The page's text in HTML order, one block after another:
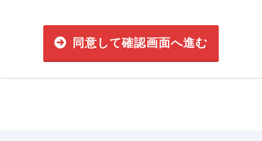
同意して確認画面へ進む